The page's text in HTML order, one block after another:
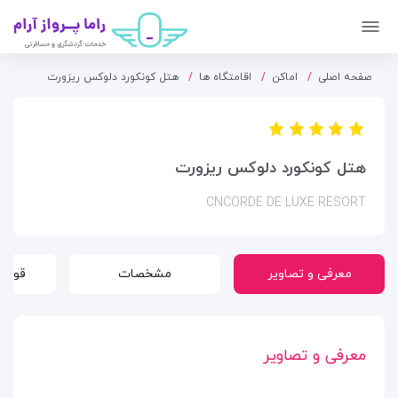
صفحه اصلی اماکن اقامتگاه ها هتل کونکورد دلوکس ریزورت
هتل کونکورد دلوکس ریزورت
CNCORDE DE LUXE RESORT
معرفی و تصاویر مشخصات
معرفی و تصاویر